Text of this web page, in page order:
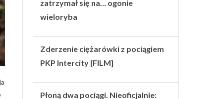
zatrzymał się na… ogonie
wieloryba
Zderzenie ciężarówki z pociągiem
PKP Intercity [FILM]
Płoną dwa pociągi. Nieoficjalnie: